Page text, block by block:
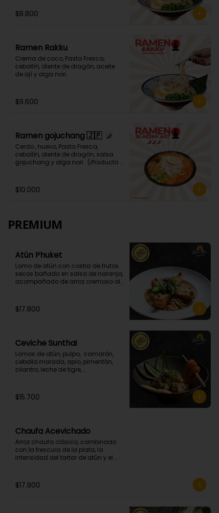
$8.800
Ramen Rakku
Crema de coco, Pasta Fresca,
cebollín, diente de dragón, aceite
de ají y alga nori.
$9.600
Ramen gojuchang 🇯🇵
Cerdo , huevo, Pasta Fresca,
cebollín, diente de dragón, salsa
gojuchang y alga nori.  (¡Producto
$10.000
PREMIUM
Atún Phuket
Lomo de atún con costra de frutos
secos bañado en salsa de naranja,
acompañado de arroz cremoso al
$17.800
Ceviche Sunthai
Lomos de atún, pulpo,  camarón,
cebolla morada, apio, pimentón,
cilantro, leche de tigre,
(Picante bajo)
$15.700
Chaufa Acevichado
Arroz chaufa clásico, combinado
con la frescura de la plata, la
intensidad del tartar de atún y el
$17.900